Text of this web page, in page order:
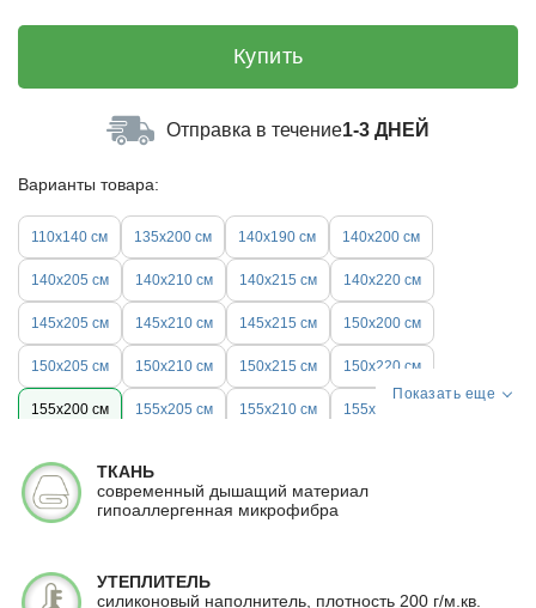
Купить
Отправка в течение1-3 ДНЕЙ
Варианты товара:
110х140 см 135x200 см 140х190 см 140х200 см
140x205 см 140x210 см 140x215 см 140x220 см
145x205 см 145x210 см 145x215 см 150x200 см
150x205 см 150x210 см 150x215 см 150x220 см
155x200 см 155x205 см 155x210 см 155x215 см
160x215 см 160x220 см 170x200 см 170x205 см
175x200 см 175x205 см
Показать еще
ТКАНЬ
современный дышащий материал
гипоаллергенная микрофибра
УТЕПЛИТЕЛЬ
силиконовый наполнитель, плотность 200 г/м.кв.